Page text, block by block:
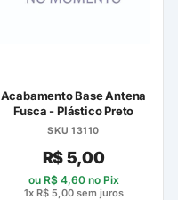
Acabamento Base Antena
Fusca - Plástico Preto
SKU 13110
R$5,00
ou R$4,60no Pix
1x R$5,00sem juros